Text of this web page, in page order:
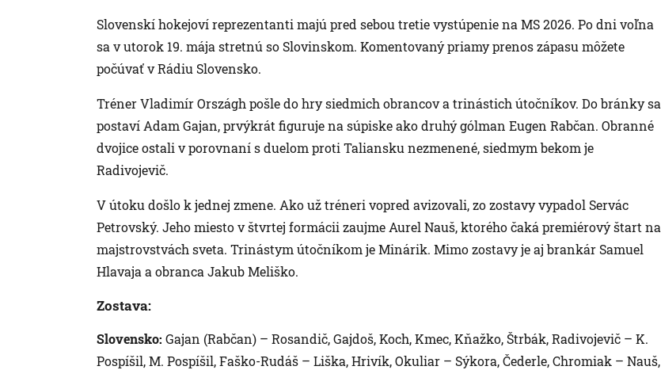
Slovenskí hokejoví reprezentanti majú pred sebou tretie vystúpenie na MS 2026. Po dni voľna
sa v utorok 19. mája stretnú so Slovinskom. Komentovaný priamy prenos zápasu môžete
počúvať v Rádiu Slovensko.
Tréner Vladimír Országh pošle do hry siedmich obrancov a trinástich útočníkov. Do bránky sa
postaví Adam Gajan, prvýkrát figuruje na súpiske ako druhý gólman Eugen Rabčan. Obranné
dvojice ostali v porovnaní s duelom proti Taliansku nezmenené, siedmym bekom je
Radivojevič.
V útoku došlo k jednej zmene. Ako už tréneri vopred avizovali, zo zostavy vypadol Servác
Petrovský. Jeho miesto v štvrtej formácii zaujme Aurel Nauš, ktorého čaká premiérový štart na
majstrovstvách sveta. Trinástym útočníkom je Minárik. Mimo zostavy je aj brankár Samuel
Hlavaja a obranca Jakub Meliško.
Zostava:
Slovensko: Gajan (Rabčan) – Rosandič, Gajdoš, Koch, Kmec, Kňažko, Štrbák, Radivojevič – K.
Pospíšil, M. Pospíšil, Faško-Rudáš – Liška, Hrivík, Okuliar – Sýkora, Čederle, Chromiak – Nauš,